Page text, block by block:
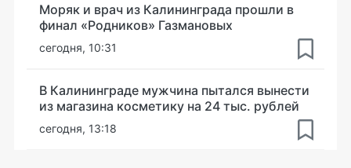
Моряк и врач из Калининграда прошли в
финал «Родников» Газмановых
сегодня, 10:31
В Калининграде мужчина пытался вынести
из магазина косметику на 24 тыс. рублей
сегодня, 13:18